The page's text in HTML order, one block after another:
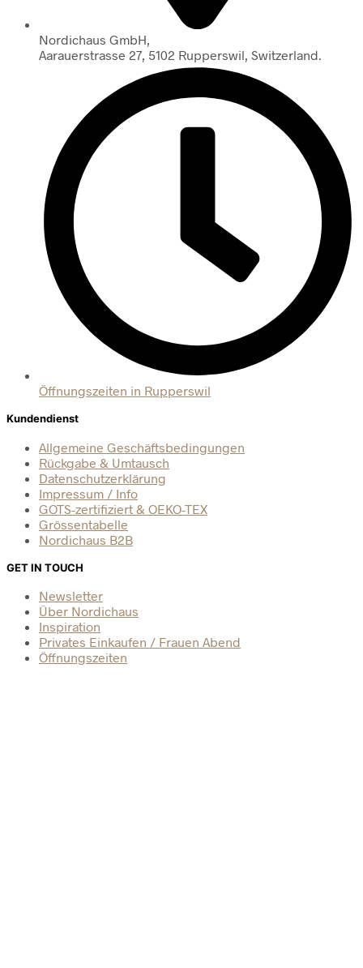
Nordichaus GmbH,
Aarauerstrasse 27, 5102 Rupperswil, Switzerland.
Öffnungszeiten in Rupperswil
Kundendienst
Allgemeine Geschäftsbedingungen
Rückgabe & Umtausch
Datenschutzerklärung
Impressum / Info
GOTS-zertifiziert & OEKO-TEX
Grössentabelle
Nordichaus B2B
GET IN TOUCH
Newsletter
Über Nordichaus
Inspiration
Privates Einkaufen / Frauen Abend
Öffnungszeiten